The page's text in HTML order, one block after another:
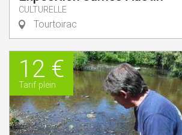
CULTURELLE
Tourtoirac
12 €
Tarif plein